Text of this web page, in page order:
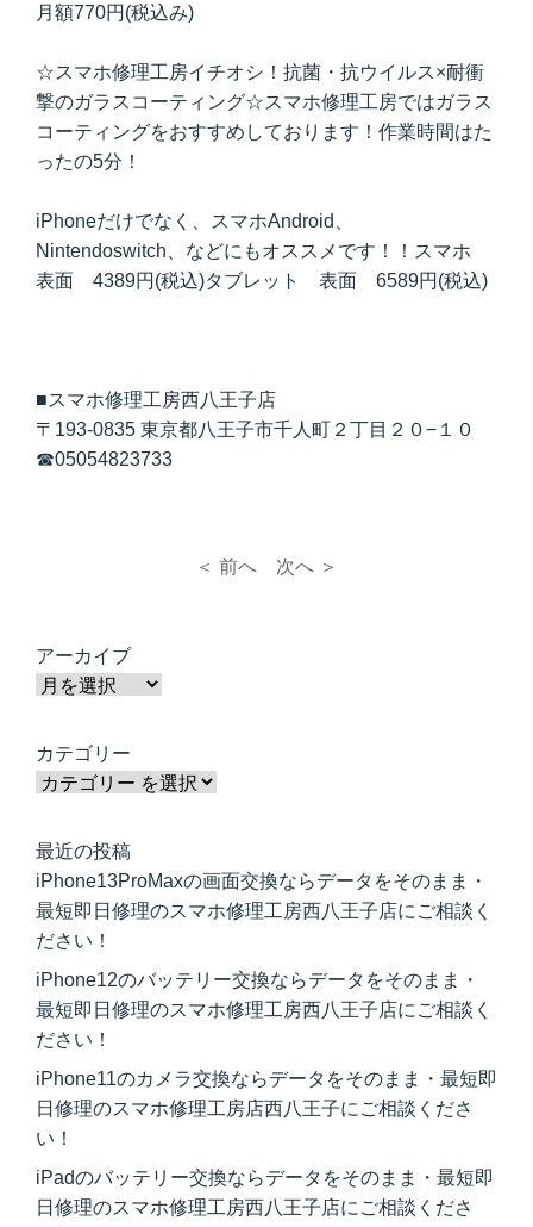
月額770円(税込み)
☆スマホ修理工房イチオシ！抗菌・抗ウイルス×耐衝
撃のガラスコーティング☆スマホ修理工房ではガラス
コーティングをおすすめしております！作業時間はた
ったの5分！
iPhoneだけでなく、スマホAndroid、
Nintendoswitch、などにもオススメです！！スマホ
表面 4389円(税込)タブレット 表面 6589円(税込)
■スマホ修理工房西八王子店
〒193-0835 東京都八王子市千人町２丁目２０−１０
☎05054823733
＜ 前へ 次へ ＞
アーカイブ
カテゴリー
最近の投稿
iPhone13ProMaxの画面交換ならデータをそのまま・
最短即日修理のスマホ修理工房西八王子店にご相談く
ださい！
iPhone12のバッテリー交換ならデータをそのまま・
最短即日修理のスマホ修理工房西八王子店にご相談く
ださい！
iPhone11のカメラ交換ならデータをそのまま・最短即
日修理のスマホ修理工房店西八王子にご相談くださ
い！
iPadのバッテリー交換ならデータをそのまま・最短即
日修理のスマホ修理工房西八王子店にご相談くださ